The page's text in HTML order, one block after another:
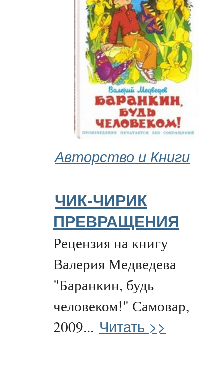
Авторство и Книги
ЧИК-ЧИРИК
ПРЕВРАЩЕНИЯ
Рецензия на книгу
Валерия Медведева
"Баранкин, будь
человеком!" Самовар,
2009... Читать >>